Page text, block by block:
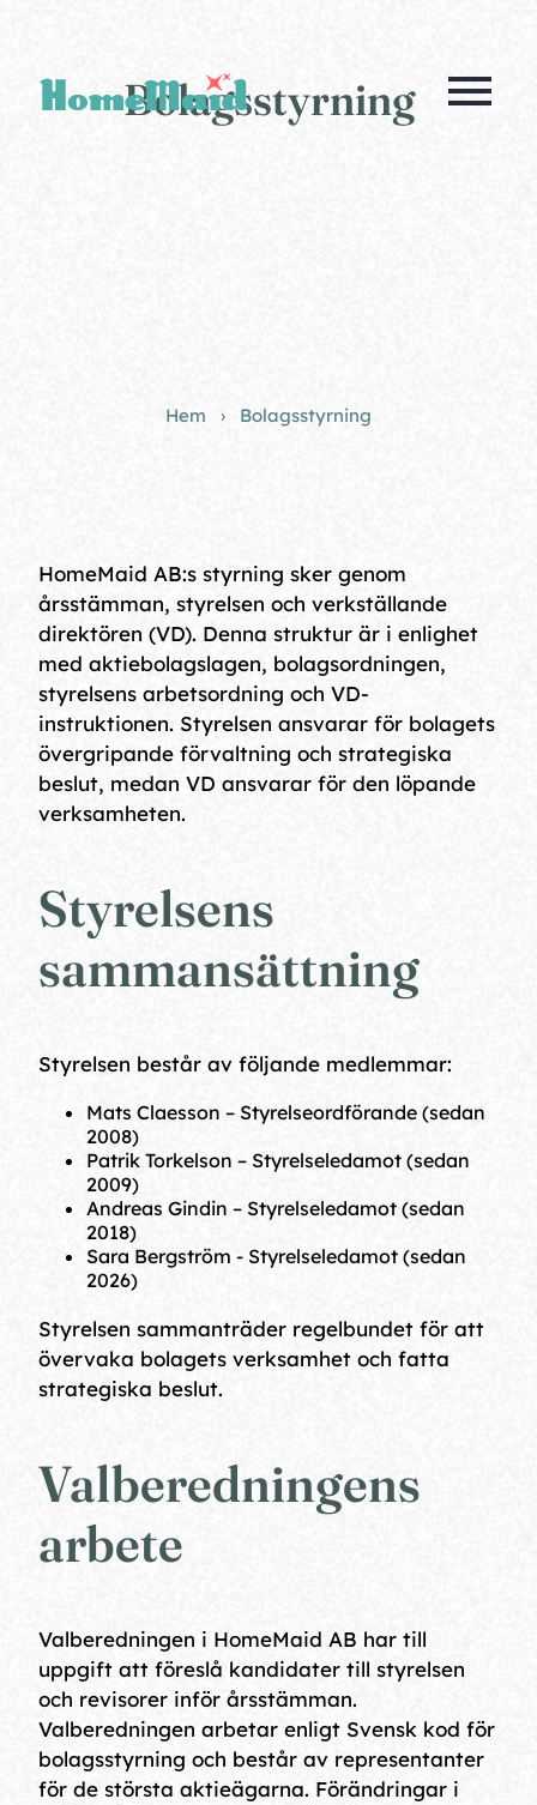
menu
Bolagsstyrning
Hem Bolagsstyrning
HomeMaid AB:s styrning sker genom
årsstämman, styrelsen och verkställande
direktören (VD). Denna struktur är i enlighet
med aktiebolagslagen, bolagsordningen,
styrelsens arbetsordning och VD-
instruktionen. Styrelsen ansvarar för bolagets
övergripande förvaltning och strategiska
beslut, medan VD ansvarar för den löpande
verksamheten.
Styrelsens
sammansättning
Styrelsen består av följande medlemmar:
Mats Claesson – Styrelseordförande (sedan
2008)
Patrik Torkelson – Styrelseledamot (sedan
2009)
Andreas Gindin – Styrelseledamot (sedan
2018)
Sara Bergström - Styrelseledamot (sedan
2026)
Styrelsen sammanträder regelbundet för att
övervaka bolagets verksamhet och fatta
strategiska beslut.
Valberedningens
arbete
Valberedningen i HomeMaid AB har till
uppgift att föreslå kandidater till styrelsen
och revisorer inför årsstämman.
Valberedningen arbetar enligt Svensk kod för
bolagsstyrning och består av representanter
för de största aktieägarna. Förändringar i